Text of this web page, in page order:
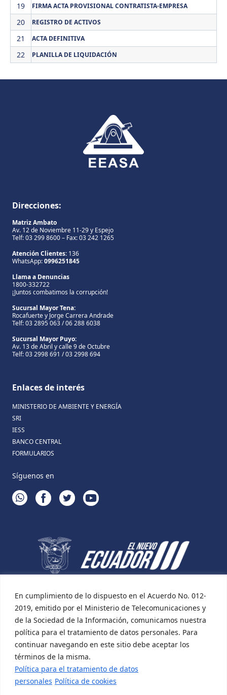
En cumplimiento de lo dispuesto en el Acuerdo No. 012-
2019, emitido por el Ministerio de Telecomunicaciones y
de la Sociedad de la Información, comunicamos nuestra
política para el tratamiento de datos personales. Para
continuar navegando en este sitio debe aceptar los
términos de la misma.
Política para el tratamiento de datos
personales Política de cookies
19 FIRMA ACTA PROVISIONAL CONTRATISTA-EMPRESA
20 REGISTRO DE ACTIVOS
21 ACTA DEFINITIVA
22 PLANILLA DE LIQUIDACIÓN
Direcciones:
Matriz Ambato
Av. 12 de Noviembre 11-29 y Espejo
Telf: 03 299 8600 – Fax: 03 242 1265
Atención Clientes: 136
WhatsApp:0996251845
Llama a Denuncias
1800-332722
¡Juntos combatimos la corrupción!
Sucursal Mayor Tena:
Rocafuerte y Jorge Carrera Andrade
Telf: 03 2895 063 / 06 288 6038
Sucursal Mayor Puyo:
Av. 13 de Abril y calle 9 de Octubre
Telf: 03 2998 691 / 03 2998 694
Enlaces de interés
MINISTERIO DE AMBIENTE Y ENERGÍA
SRI
IESS
BANCO CENTRAL
FORMULARIOS
Síguenos en
WHATSAPPFACEBOOKTWITTERYOUTUBE